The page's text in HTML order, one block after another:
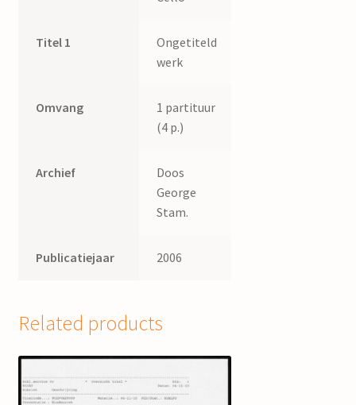
Titel 1
Ongetiteld
werk
Omvang
1 partituur
(4 p.)
Archief
Doos
George
Stam.
Publicatiejaar 2006
Related products